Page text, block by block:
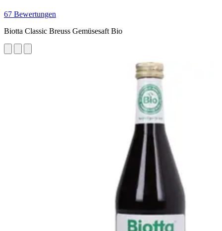
67 Bewertungen
Biotta Classic Breuss Gemüsesaft Bio